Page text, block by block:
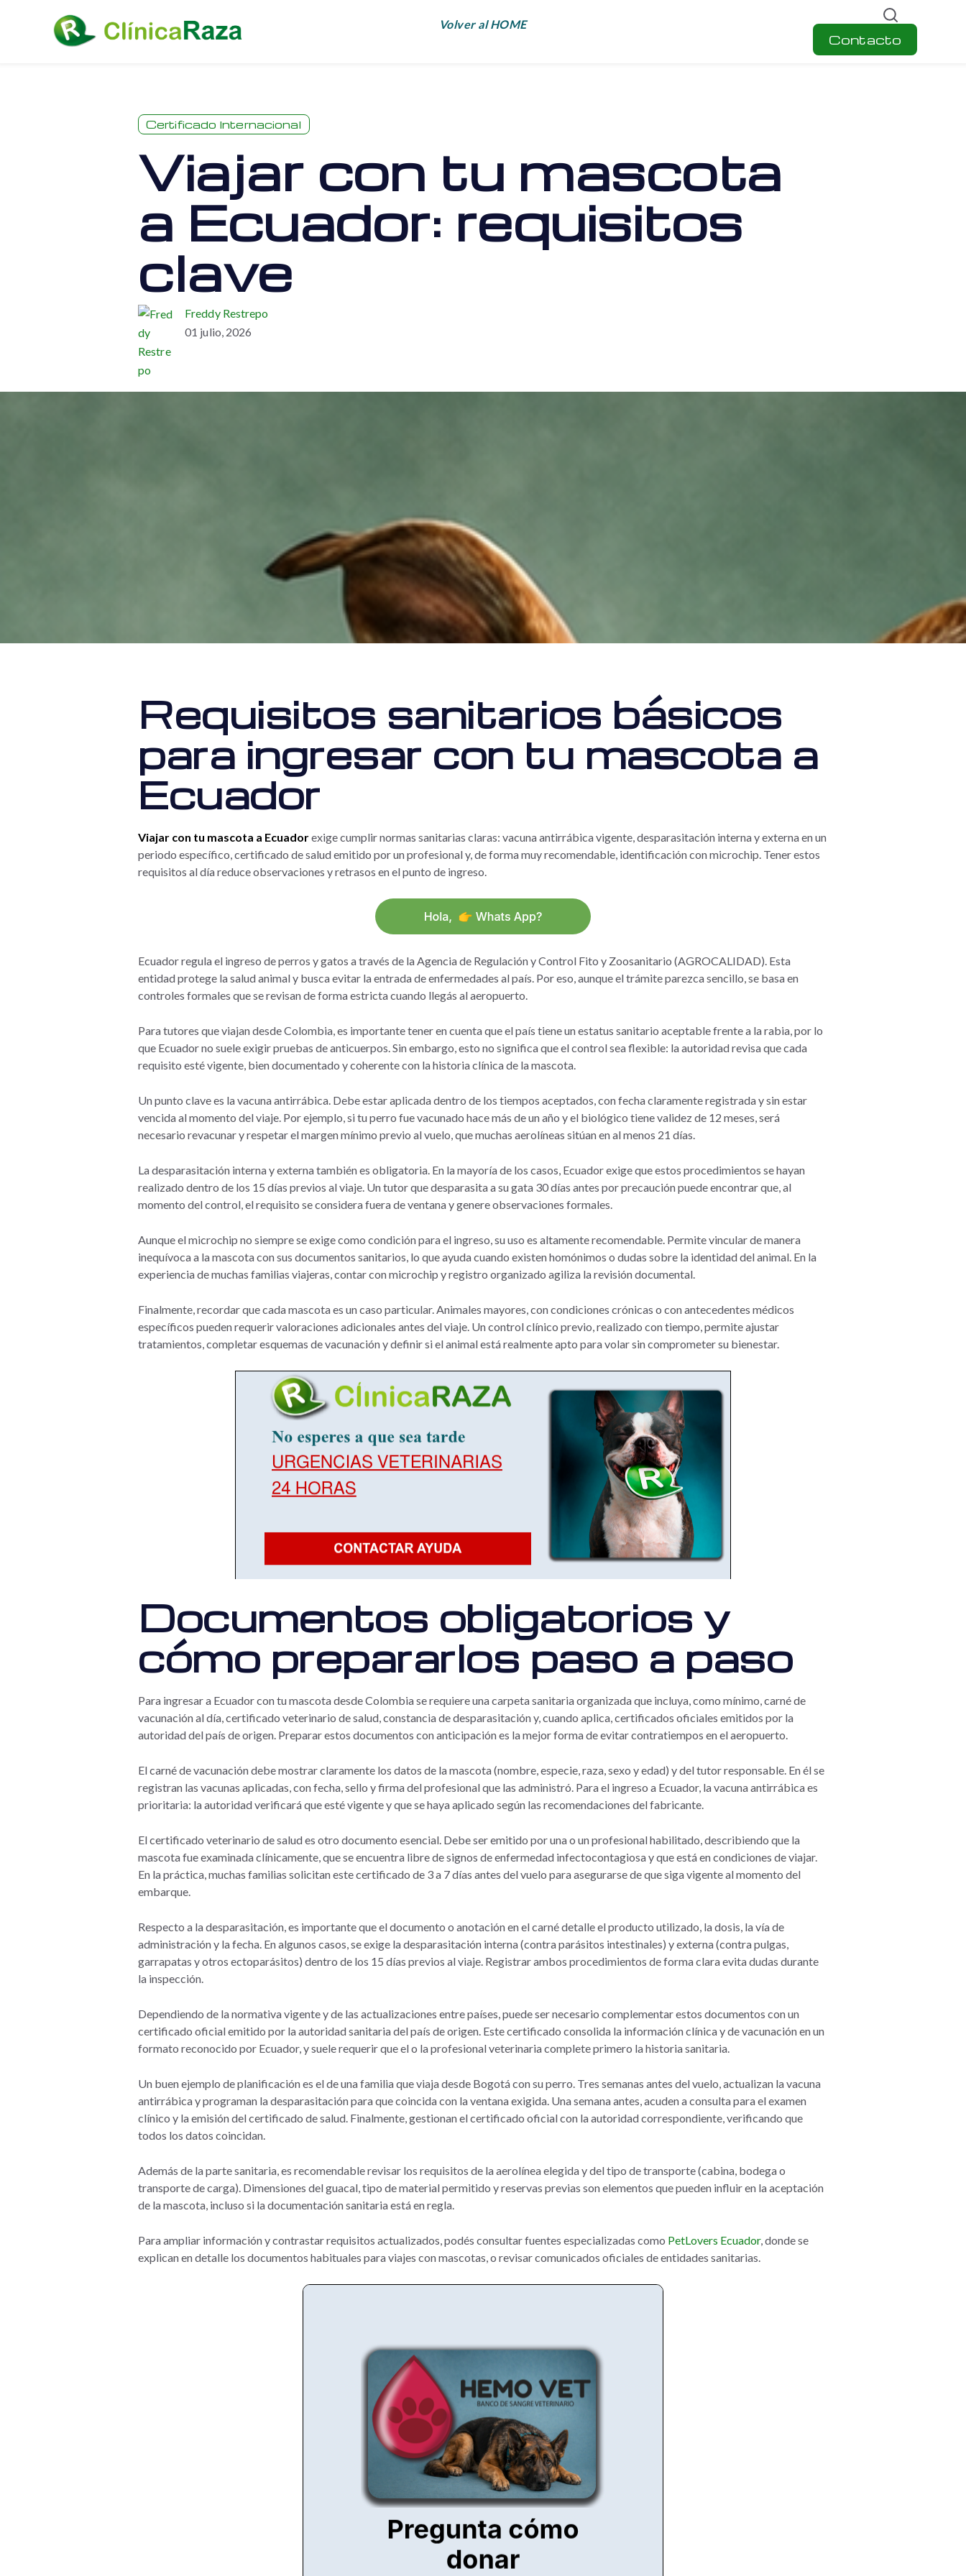
Volver al HOME
Contacto
Certificado Internacional
Viajar con tu mascota
a Ecuador: requisitos
clave
Freddy Restrepo
01 julio, 2026
Requisitos sanitarios básicos
para ingresar con tu mascota a
Ecuador
Viajar con tu mascota a Ecuadorexige cumplir normas sanitarias claras: vacuna antirrábica vigente, desparasitación interna y externa en un
periodo específico, certificado de salud emitido por un profesional y, de forma muy recomendable, identificación con microchip. Tener estos
requisitos al día reduce observaciones y retrasos en el punto de ingreso.
Ecuador regula el ingreso de perros y gatos a través de la Agencia de Regulación y Control Fito y Zoosanitario (AGROCALIDAD). Esta
entidad protege la salud animal y busca evitar la entrada de enfermedades al país. Por eso, aunque el trámite parezca sencillo, se basa en
controles formales que se revisan de forma estricta cuando llegás al aeropuerto.
Para tutores que viajan desde Colombia, es importante tener en cuenta que el país tiene un estatus sanitario aceptable frente a la rabia, por lo
que Ecuador no suele exigir pruebas de anticuerpos. Sin embargo, esto no significa que el control sea flexible: la autoridad revisa que cada
requisito esté vigente, bien documentado y coherente con la historia clínica de la mascota.
Un punto clave es la vacuna antirrábica. Debe estar aplicada dentro de los tiempos aceptados, con fecha claramente registrada y sin estar
vencida al momento del viaje. Por ejemplo, si tu perro fue vacunado hace más de un año y el biológico tiene validez de 12 meses, será
necesario revacunar y respetar el margen mínimo previo al vuelo, que muchas aerolíneas sitúan en al menos 21 días.
La desparasitación interna y externa también es obligatoria. En la mayoría de los casos, Ecuador exige que estos procedimientos se hayan
realizado dentro de los 15 días previos al viaje. Un tutor que desparasita a su gata 30 días antes por precaución puede encontrar que, al
momento del control, el requisito se considera fuera de ventana y genere observaciones formales.
Aunque el microchip no siempre se exige como condición para el ingreso, su uso es altamente recomendable. Permite vincular de manera
inequívoca a la mascota con sus documentos sanitarios, lo que ayuda cuando existen homónimos o dudas sobre la identidad del animal. En la
experiencia de muchas familias viajeras, contar con microchip y registro organizado agiliza la revisión documental.
Finalmente, recordar que cada mascota es un caso particular. Animales mayores, con condiciones crónicas o con antecedentes médicos
específicos pueden requerir valoraciones adicionales antes del viaje. Un control clínico previo, realizado con tiempo, permite ajustar
tratamientos, completar esquemas de vacunación y definir si el animal está realmente apto para volar sin comprometer su bienestar.
Documentos obligatorios y
cómo prepararlos paso a paso
Para ingresar a Ecuador con tu mascota desde Colombia se requiere una carpeta sanitaria organizada que incluya, como mínimo, carné de
vacunación al día, certificado veterinario de salud, constancia de desparasitación y, cuando aplica, certificados oficiales emitidos por la
autoridad del país de origen. Preparar estos documentos con anticipación es la mejor forma de evitar contratiempos en el aeropuerto.
El carné de vacunación debe mostrar claramente los datos de la mascota (nombre, especie, raza, sexo y edad) y del tutor responsable. En él se
registran las vacunas aplicadas, con fecha, sello y firma del profesional que las administró. Para el ingreso a Ecuador, la vacuna antirrábica es
prioritaria: la autoridad verificará que esté vigente y que se haya aplicado según las recomendaciones del fabricante.
El certificado veterinario de salud es otro documento esencial. Debe ser emitido por una o un profesional habilitado, describiendo que la
mascota fue examinada clínicamente, que se encuentra libre de signos de enfermedad infectocontagiosa y que está en condiciones de viajar.
En la práctica, muchas familias solicitan este certificado de 3 a 7 días antes del vuelo para asegurarse de que siga vigente al momento del
embarque.
Respecto a la desparasitación, es importante que el documento o anotación en el carné detalle el producto utilizado, la dosis, la vía de
administración y la fecha. En algunos casos, se exige la desparasitación interna (contra parásitos intestinales) y externa (contra pulgas,
garrapatas y otros ectoparásitos) dentro de los 15 días previos al viaje. Registrar ambos procedimientos de forma clara evita dudas durante
la inspección.
Dependiendo de la normativa vigente y de las actualizaciones entre países, puede ser necesario complementar estos documentos con un
certificado oficial emitido por la autoridad sanitaria del país de origen. Este certificado consolida la información clínica y de vacunación en un
formato reconocido por Ecuador, y suele requerir que el o la profesional veterinaria complete primero la historia sanitaria.
Un buen ejemplo de planificación es el de una familia que viaja desde Bogotá con su perro. Tres semanas antes del vuelo, actualizan la vacuna
antirrábica y programan la desparasitación para que coincida con la ventana exigida. Una semana antes, acuden a consulta para el examen
clínico y la emisión del certificado de salud. Finalmente, gestionan el certificado oficial con la autoridad correspondiente, verificando que
todos los datos coincidan.
Además de la parte sanitaria, es recomendable revisar los requisitos de la aerolínea elegida y del tipo de transporte (cabina, bodega o
transporte de carga). Dimensiones del guacal, tipo de material permitido y reservas previas son elementos que pueden influir en la aceptación
de la mascota, incluso si la documentación sanitaria está en regla.
Para ampliar información y contrastar requisitos actualizados, podés consultar fuentes especializadas como PetLovers Ecuador, donde se
explican en detalle los documentos habituales para viajes con mascotas, o revisar comunicados oficiales de entidades sanitarias.